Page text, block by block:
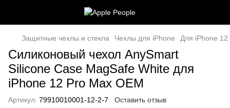
Защитные чехлы и стекла Чехлы для iPhone Для iPhone 12
Силиконовый чехол AnySmart
Silicone Case MagSafe White для
iPhone 12 Pro Max OEM
Артикул: 79910010001-12-2-7 Оставить отзыв